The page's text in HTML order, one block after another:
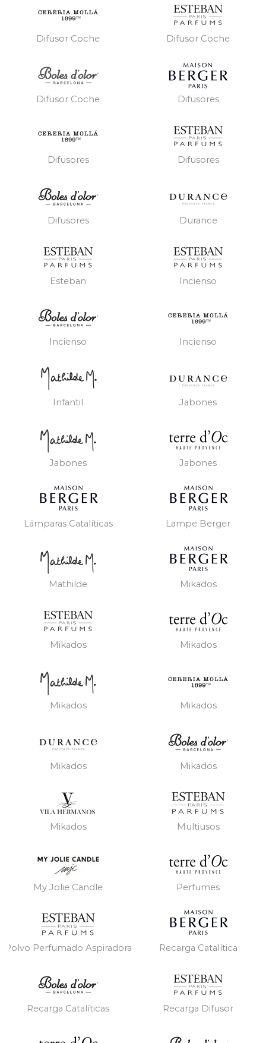
Difusor Coche Difusor Coche
Difusor Coche Difusores
Difusores Difusores
Difusores Durance
Esteban Incienso
Incienso Incienso
Infantil Jabones
Jabones Jabones
Lámparas Catalíticas Lampe Berger
Mathilde Mikados
Mikados Mikados
Mikados Mikados
Mikados Mikados
Mikados Multiusos
My Jolie Candle Perfumes
Polvo Perfumado Aspiradora Recarga Catalítica
Recarga Catalíticas Recarga Difusor